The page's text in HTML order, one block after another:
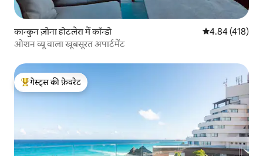
कान्कुन ज़ोना होटलेरा में कॉन्डो औसत रेटिंग 5 में से
4.84 (418)
ओशन व्यू वाला खूबसूरत अपार्टमेंट
गेस्ट्स का टॉप फ़ेवरेट
गेस्ट्स की फ़ेवरेट